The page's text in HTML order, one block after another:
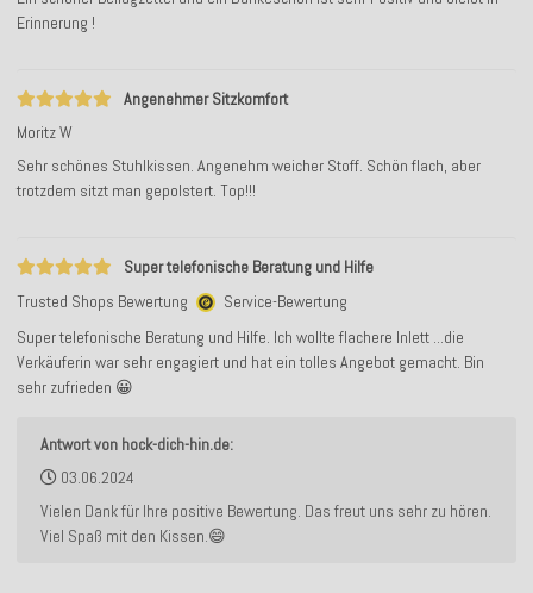
Erinnerung !
Angenehmer Sitzkomfort
Moritz W
Sehr schönes Stuhlkissen. Angenehm weicher Stoff. Schön flach, aber
trotzdem sitzt man gepolstert. Top!!!
Super telefonische Beratung und Hilfe
Trusted Shops Bewertung
Service-Bewertung
Super telefonische Beratung und Hilfe. Ich wollte flachere Inlett ...die
Verkäuferin war sehr engagiert und hat ein tolles Angebot gemacht. Bin
sehr zufrieden 😀
Antwort von hock-dich-hin.de:
03.06.2024
Vielen Dank für Ihre positive Bewertung. Das freut uns sehr zu hören.
Viel Spaß mit den Kissen.😄